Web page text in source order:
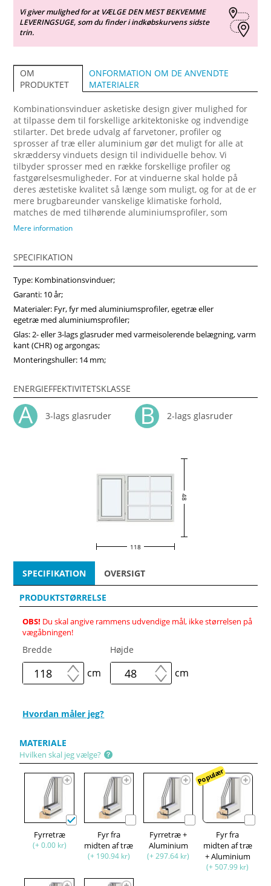
Vi giver mulighed for at VÆLGE DEN MEST BEKVEMME
LEVERINGSUGE, som du finder i indkøbskurvens sidste
trin.
OM
PRODUKTET
ONFORMATION OM DE ANVENDTE
MATERIALER
Kombinationsvinduer asketiske design giver mulighed for
at tilpasse dem til forskellige arkitektoniske og indvendige
stilarter. Det brede udvalg af farvetoner, profiler og
sprosser af træ eller aluminium gør det muligt for alle at
skræddersy vinduets design til individuelle behov. Vi
tilbyder sprosser med en række forskellige profiler og
fastgørelsesmuligheder. For at vinduerne skal holde på
deres æstetiske kvalitet så længe som muligt, og for at de er
mere brugbareunder vanskelige klimatiske forhold,
matches de med tilhørende aluminiumsprofiler, som
fastgøres på ydersiden. Forvandl dit hjem med vores
at vælge vores produkter fra midten af træ, som vil sikre
større produktstabilitet, holdbarhed og i høj grad forlænge
produktets levetid. Køb vinduer i Vinduerpro onlinebutik til
billige priser. Vi sikrer høj kombinationsvindue kvalitet og
hurtig levering.
Mere information
SPECIFIKATION
Type: Kombinationsvinduer;
Garanti: 10 år;
Materialer: Fyr, fyr med aluminiumsprofiler, egetræ eller
egetræ med aluminiumsprofiler;
Glas: 2- eller 3-lags glasruder med varmeisolerende belægning, varm
kant (CHR) og argongas;
Monteringshuller: 14 mm;
ENERGIEFFEKTIVITETSKLASSE
3-lags glasruder 2-lags glasruder
48
118
SPECIFIKATION OVERSIGT
PRODUKTSTØRRELSE
OBS! Du skal angive rammens udvendige mål, ikke størrelsen på
vægåbningen!
Bredde
cm
Højde
cm
Hvordan måler jeg?
MATERIALE
Hvilken skal jeg vælge?
Fyrretræ
(+ 0.00 kr)
Fyr fra
midten af træ
(+ 190.94 kr)
Fyrretræ +
Aluminium
(+ 297.64 kr)
Populær
Fyr fra
midten af træ
+ Aluminium
(+ 507.99 kr)